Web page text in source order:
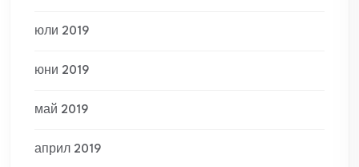
юли 2019
юни 2019
май 2019
април 2019